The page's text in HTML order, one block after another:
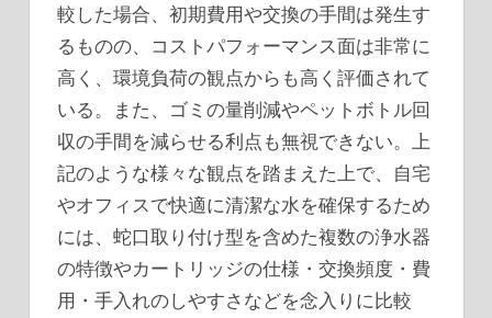
較した場合、初期費用や交換の手間は発生す
るものの、コストパフォーマンス面は非常に
高く、環境負荷の観点からも高く評価されて
いる。また、ゴミの量削減やペットボトル回
収の手間を減らせる利点も無視できない。上
記のような様々な観点を踏まえた上で、自宅
やオフィスで快適に清潔な水を確保するため
には、蛇口取り付け型を含めた複数の浄水器
の特徴やカートリッジの仕様・交換頻度・費
用・手入れのしやすさなどを念入りに比較